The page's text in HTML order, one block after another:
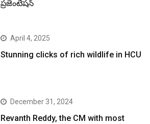
ప్రజెంటేషన్
April 4, 2025
Stunning clicks of rich wildlife in HCU
December 31, 2024
Revanth Reddy, the CM with most